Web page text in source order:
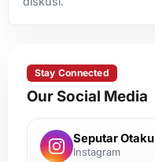
Stay Connected
Our Social Media
Seputar Otaku
Instagram